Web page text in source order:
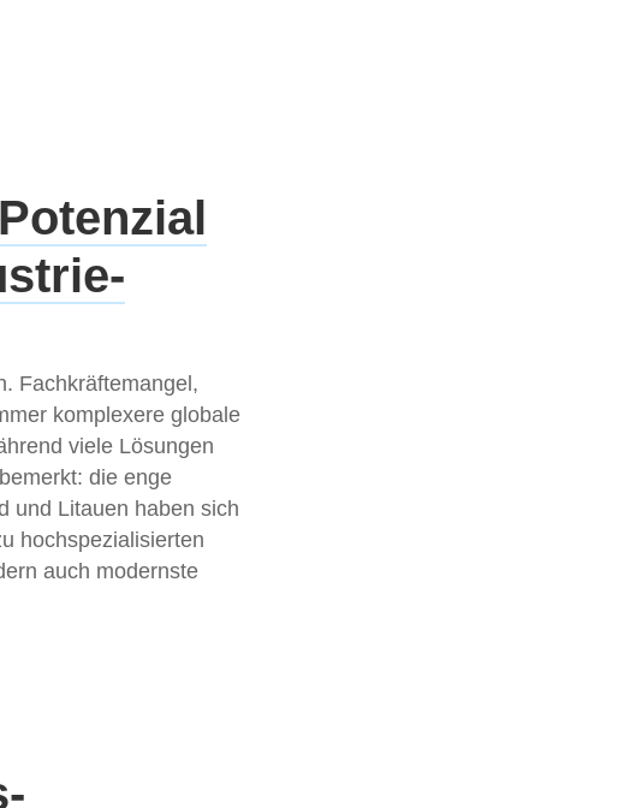
Fachkräftemangel,
komplexere globale
viele Lösungen
die enge
und Litauen haben sich
hochspezialisierten
auch modernste